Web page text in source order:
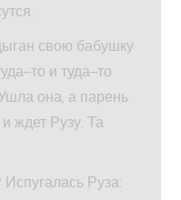
свою бабушку
и туда–то
Ушла она, а парень
ждет Рузу. Та
Руза: